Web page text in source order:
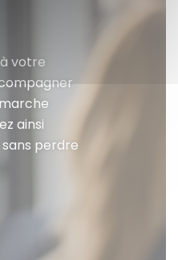
votre
ainsi
perdre